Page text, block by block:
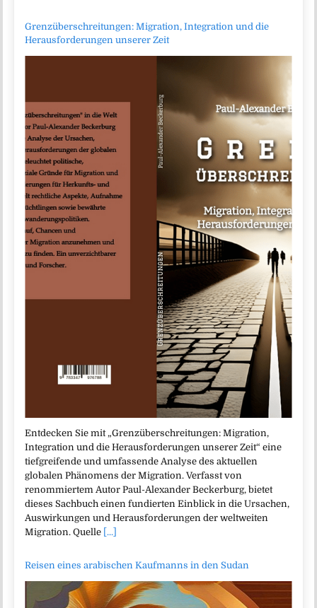
Grenzüberschreitungen: Migration, Integration und die
Herausforderungen unserer Zeit
Entdecken Sie mit „Grenzüberschreitungen: Migration,
Integration und die Herausforderungen unserer Zeit“ eine
tiefgreifende und umfassende Analyse des aktuellen
globalen Phänomens der Migration. Verfasst von
renommiertem Autor Paul-Alexander Beckerburg, bietet
dieses Sachbuch einen fundierten Einblick in die Ursachen,
Auswirkungen und Herausforderungen der weltweiten
Migration. Quelle [...]
Reisen eines arabischen Kaufmanns in den Sudan